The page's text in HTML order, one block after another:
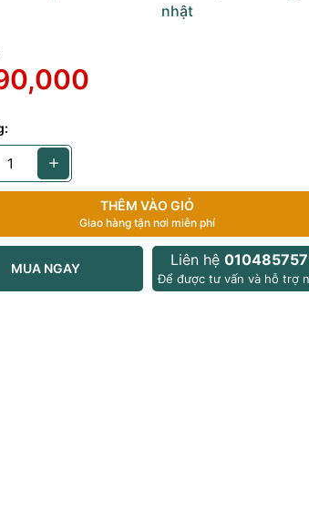
nhật
THÊM VÀO GIỎ
Giao hàng tận nơi miễn phí
MUA NGAY Liên hệ
Để được tư vấn và hỗ trợ